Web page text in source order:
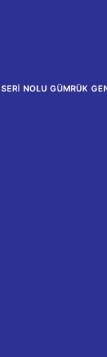
NOLU GÜMRÜK